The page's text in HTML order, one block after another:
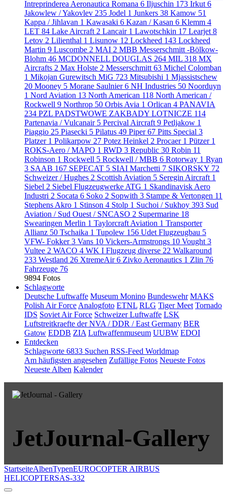
Intreprinderea Aeronautica Romana 6 Iljuschin 173 Irkut 6
Jakowlew / Yakovlev 235 Jodel 1 Junkers 38 Kamow 51
Kappa / Jihlavan 1 Kawasaki 6 Kazan / Kasan 6 Klemm 4
LET 84 Lake Aircraft 2 Lancair 1 Lawotschkin 17 Learjet 8
Letov 2 Lilienthal 1 Lisunow 12 Lockheed 143 Lockheed
Martin 9 Luscombe 2 MAI 2 MBB Messerschmitt -Bölkow-
Blohm 46 MCDONNELL DOUGLAS 264 MIL 318 MX
Aircrafts 2 Max Holste 2 Messerschmitt 63 Michel Colomban
1 Mikojan Gurewitsch MiG 723 Mitsubishi 1 Mjassistschew
20 Mooney 5 Morane Saulnier6 NH Industries 50 Noorduyn
1 Nord Aviation 13 North American 118 North American /
Rockwell 9 Northrop 50 Orbis Avia 1 Orlican 4 PANAVIA
234 PZL PADSTWOWE ZAKBADY LOTNICZE 114
Partenavia / Vulcanair 5 Percival Aircraft 9 Petljakow 1
Piaggio 25 Piasecki 5 Pilatus 49 Piper67 Pitts Special 3
Platzer 1 Polikarpow 27 Potez Heinkel 2 Procaer 1 Pützer 1
ROKS-Aero / MAPO 1 RWD 3 Republic 30 Robin 11
Robinson 1 Rockwell 5 Rockwell / MBB 6 Rotorway 1 Ryan
3 SAAB 167 SEPECAT 5 SIAI Marchetti 7 SIKORSKY 72
Schweizer / Hughes 2 Scottish Aviation 5 Seregin Aircraft 1
Siebel 2 Siebel Flugzeugwerke ATG 1 Skandinavisk Aero
Industri 2 Socata 6 Soko 2 Sopwith 3 Stampe & Vertongen 11
Stephens Akro 1 Stinson 4 Stolp 1 Suchoi / Sukhoy 393 Sud
Aviation / Sud Ouest / SNCASO 2 Supermarine 18
Swearingen Merlin 1 Taylorcraft Aviation 1 Transporter
Allianz 50 Tschaika 1 Tupolew 156 Udet Flugzeugbau 5
VFW- Fokker3 Vans 10 Vickers-Armstrongs 10 Vought 3
Vultee 2 WACO 4 WK I Flugzeug diverse 22 Walkaround
233 Westland 26 XtremeAir6 Zivko Aeronautics 1 Zlin 76
Fahrzeuge 76
9894 Fotos
Schlagworte
Deutsche Luftwaffe Museum Monino Bundeswehr MAKS
Polish Air Force Analogfoto ETNL RLG Tiger Meet Tornado
IDS Soviet Air Force Schweizer Luftwaffe LSK
Luftstreitkraefte der NVA / DDR / East Germany BER
Gatow EDDB ZIA Luftwaffenmuseum UUBW EDOI
Entdecken
Schlagworte 6833 Suchen RSS-Feed Worldmap
Am häufigsten angesehen Zufällige Fotos Neueste Fotos
Neueste Alben Kalender
JetJournal-Gallery
StartseiteAlbenTypenEUROCOPTER AIRBUS
HELICOPTERSAS-332